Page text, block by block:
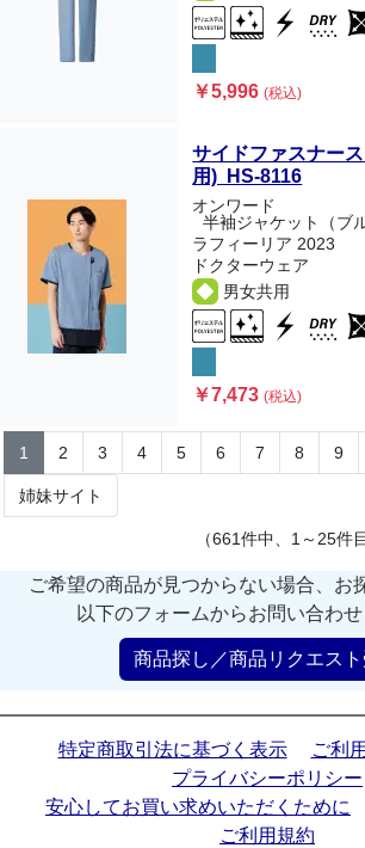
￥5,996(税込)
サイドファスナー
用) HS-8116
オンワード
半袖ジャケット（ブ
ラフィーリア 2023
ドクターウェア
男女共用
￥7,473(税込)
1 2 3 4 5 6 7 8 9
姉妹サイト
（661件中、1～25件目
ご希望の商品が見つからない場合、お
以下のフォームからお問い合わせ
商品探し／商品リクエス
特定商取引法に基づく表示 ご利
プライバシーポリシー
安心してお買い求めいただくために
ご利用規約